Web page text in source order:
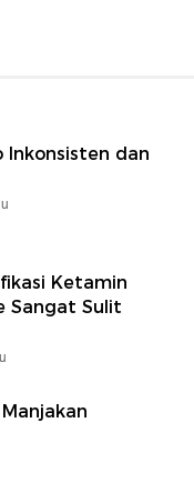
Inkonsisten dan
Ketamin
Sangat Sulit